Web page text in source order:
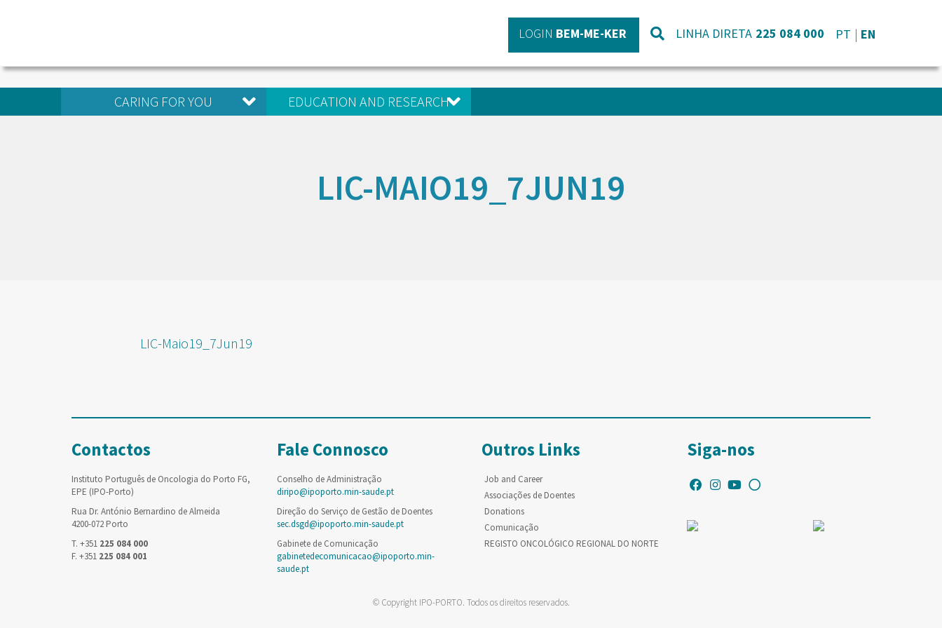
LOGIN BEM-ME-KER LINHA DIRETA 225 084 000 PT EN
CARING FOR YOU EDUCATION AND RESEARCH
LIC-MAIO19_7JUN19
LIC-Maio19_7Jun19
Contactos
Instituto Português de Oncologia do Porto FG,
EPE (IPO-Porto)
Rua Dr. António Bernardino de Almeida
4200-072 Porto
T. +351 225 084 000
F. +351 225 084 001
Fale Connosco
Conselho de Administração
diripo@ipoporto.min-saude.pt
Direção do Serviço de Gestão de Doentes
sec.dsgd@ipoporto.min-saude.pt
Gabinete de Comunicação
gabinetedecomunicacao@ipoporto.min-
saude.pt
Outros Links
Job and Career
Associações de Doentes
Donations
Comunicação
REGISTO ONCOLÓGICO REGIONAL DO NORTE
Siga-nos
© Copyright IPO-PORTO. Todos os direitos reservados.